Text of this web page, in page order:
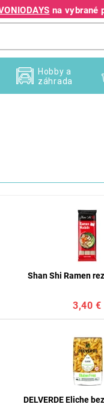
na vybrané
995 209
Hobby a
záhrada
Shan Shi Ramen
3,40 €
DELVERDE Eliche